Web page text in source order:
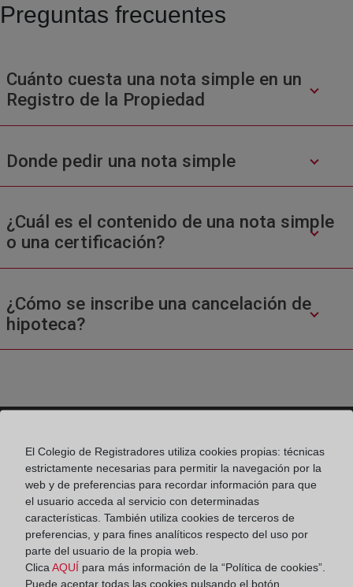
Preguntas frecuentes
Cuánto cuesta una nota simple en un
Registro de la Propiedad
Donde pedir una nota simple
¿Cuál es el contenido de una nota simple
o una certificación?
¿Cómo se inscribe una cancelación de
hipoteca?
Colegio de Registradores
Príncipe de Vergara 70. 28006 Madrid
Teléfono:91 270 17 96
Fax:91 564 11 59
Email: contacto@registradores.org
El Colegio de Registradores utiliza cookies propias: técnicas
estrictamente necesarias para permitir la navegación por la
web y de preferencias para recordar información para que
el usuario acceda al servicio con determinadas
características. También utiliza cookies de terceros de
preferencias, y para fines analíticos respecto del uso por
parte del usuario de la propia web.
Clica AQUÍ para más información de la “Política de cookies”.
Puede aceptar todas las cookies pulsando el botón